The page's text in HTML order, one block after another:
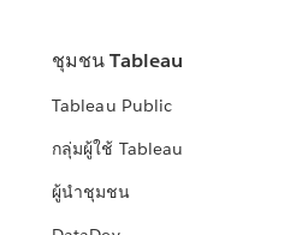
ชุมชน Tableau
Tableau Public
กลุ่มผู้ใช้ Tableau
ผู้นำชุมชน